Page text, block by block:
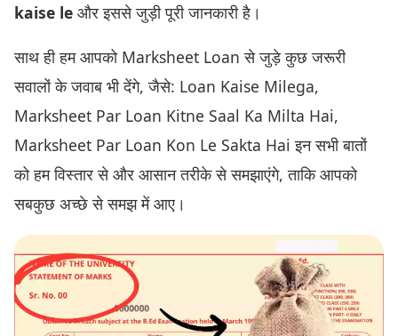
kaise le और इससे जुड़ी पूरी जानकारी है।
साथ ही हम आपको Marksheet Loan से जुड़े कुछ जरूरी
सवालों के जवाब भी देंगे, जैसे: Loan Kaise Milega,
Marksheet Par Loan Kitne Saal Ka Milta Hai,
Marksheet Par Loan Kon Le Sakta Hai इन सभी बातों
को हम विस्तार से और आसान तरीके से समझाएंगे, ताकि आपको
सबकुछ अच्छे से समझ में आए।